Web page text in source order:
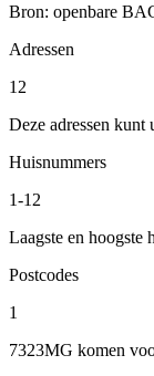
Bron: openbare
Adressen
12
Deze adressen kunt
Huisnummers
1-12
Laagste en hoogste
Postcodes
1
7323MG komen